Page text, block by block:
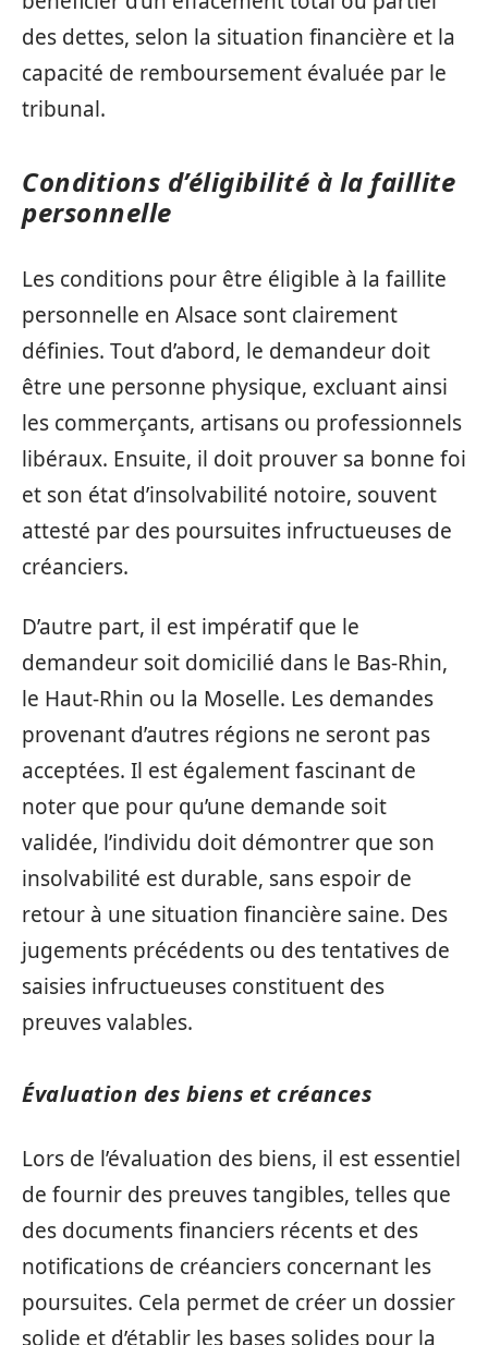
des dettes, selon la situation financière et la
capacité de remboursement évaluée par le
tribunal.
Conditions d’éligibilité à la faillite
personnelle
Les conditions pour être éligible à la faillite
personnelle en Alsace sont clairement
définies. Tout d’abord, le demandeur doit
être une personne physique, excluant ainsi
les commerçants, artisans ou professionnels
libéraux. Ensuite, il doit prouver sa bonne foi
et son état d’insolvabilité notoire, souvent
attesté par des poursuites infructueuses de
créanciers.
D’autre part, il est impératif que le
demandeur soit domicilié dans le Bas-Rhin,
le Haut-Rhin ou la Moselle. Les demandes
provenant d’autres régions ne seront pas
acceptées. Il est également fascinant de
noter que pour qu’une demande soit
validée, l’individu doit démontrer que son
insolvabilité est durable, sans espoir de
retour à une situation financière saine. Des
jugements précédents ou des tentatives de
saisies infructueuses constituent des
preuves valables.
Évaluation des biens et créances
Lors de l’évaluation des biens, il est essentiel
de fournir des preuves tangibles, telles que
des documents financiers récents et des
notifications de créanciers concernant les
poursuites. Cela permet de créer un dossier
solide et d’établir les bases solides pour la